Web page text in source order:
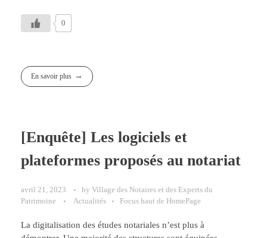
0
En savoir plus
[Enquête] Les logiciels et
plateformes proposés au notariat
avril 21, 2023 by Village des Notaires et des Experts du
Patrimoine
Actualités Focus haut de HomePage
La digitalisation des études notariales n’est plus à